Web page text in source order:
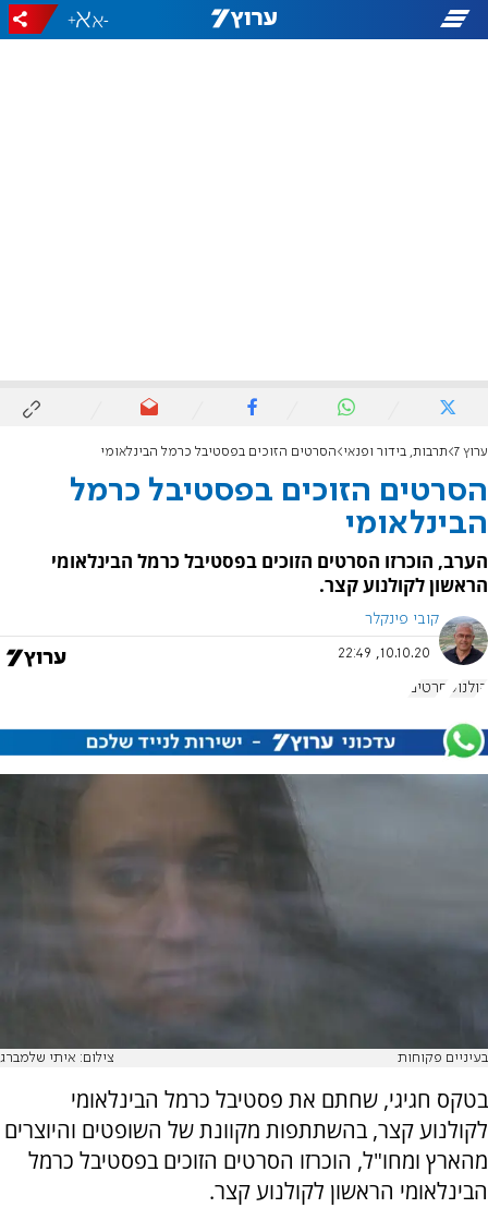
-
+
ערוץ 7 תרבות, בידור ופנאי הסרטים הזוכים בפסטיבל כרמל הבינלאומי
הסרטים הזוכים בפסטיבל כרמל
הבינלאומי
הערב, הוכרזו הסרטים הזוכים בפסטיבל כרמל הבינלאומי
הראשון לקולנוע קצר.
קובי פינקלר
10.10.20, 22:49
קולנוע סרטים
בעיניים פקוחות צילום: איתי שלמברג
בטקס חגיגי, שחתם את פסטיבל כרמל הבינלאומי
לקולנוע קצר, בהשתתפות מקוונת של השופטים והיוצרים
מהארץ ומחו"ל, הוכרזו הסרטים הזוכים בפסטיבל כרמל
הבינלאומי הראשון לקולנוע קצר.